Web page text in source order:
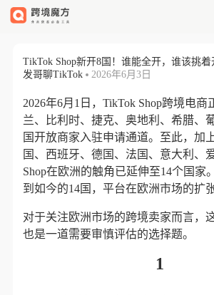
TikTok Shop新开8国！谁能全开，谁该挑着
发哥聊TikTok
2026年6月3日
2026年6月1日，TikTok Shop跨境电商
兰、比利时、捷克、奥地利、希腊、
国开放商家入驻申请通道。至此，加
国、西班牙、德国、法国、意大利、
Shop在欧洲的触角已延伸至14个国家
到如今的14国，平台在欧洲市场的扩
对于关注欧洲市场的跨境卖家而言，
也是一道需要审慎评估的选择题。
1